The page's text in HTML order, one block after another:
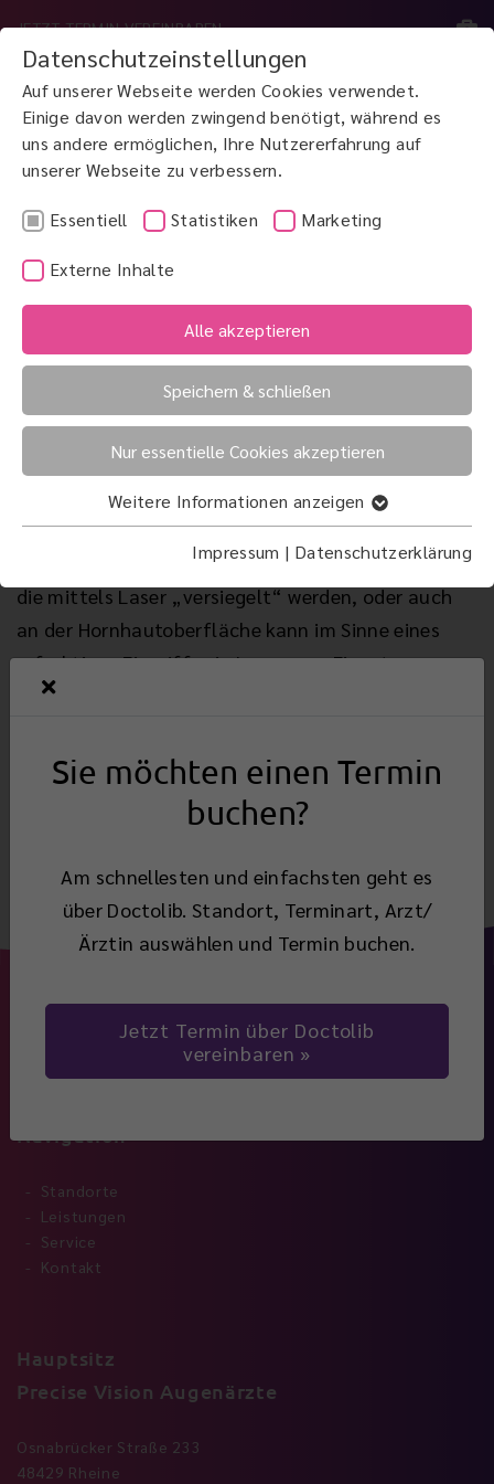
Datenschutzeinstellungen
Auf unserer Webseite werden Cookies verwendet.
Einige davon werden zwingend benötigt, während es
uns andere ermöglichen, Ihre Nutzererfahrung auf
unserer Webseite zu verbessern.
Essentiell Statistiken Marketing
Externe Inhalte
Alle akzeptieren
Speichern & schließen
Nur essentielle Cookies akzeptieren
Weitere Informationen anzeigen
Impressum | Datenschutzerklärung
JETZT TERMIN VEREINBAREN
JETZT ANRUFEN0800 3 100 900
Augenkammer Augenlider
Augenlasern
Augenlasern
Am Auge können die unterschiedlichsten Laser für
vielfältige Einsätze angewendet werden, so z.B. an
der Netzhaut, wenn hier Löcher entstanden sind,
die mittels Laser „versiegelt“ werden, oder auch
an der Hornhautoberfläche kann im Sinne eines
refraktiven Eingriffs ein Laser zum Einsatz
kommen, um z.B. eine Fehlsichtigkeit
Sie möchten einen Termin
buchen?
Am schnellesten und einfachsten geht es
über Doctolib. Standort, Terminart, Arzt/
Ärztin auswählen und Termin buchen.
Jetzt Termin über Doctolib
vereinbaren
Navigation
Standorte
Leistungen
Service
Kontakt
Hauptsitz
Precise Vision Augenärzte
Osnabrücker Straße 233
48429 Rheine